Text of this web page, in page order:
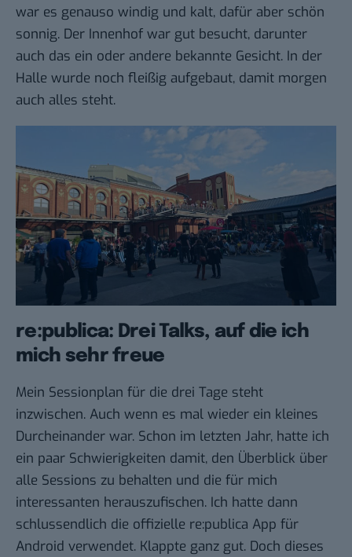
war es genauso windig und kalt, dafür aber schön
sonnig. Der Innenhof war gut besucht, darunter
auch das ein oder andere bekannte Gesicht. In der
Halle wurde noch fleißig aufgebaut, damit morgen
auch alles steht.
re:publica: Drei Talks, auf die ich
mich sehr freue
Mein Sessionplan für die drei Tage steht
inzwischen. Auch wenn es mal wieder ein kleines
Durcheinander war. Schon im letzten Jahr, hatte ich
ein paar Schwierigkeiten damit, den Überblick über
alle Sessions zu behalten und die für mich
interessanten herauszufischen. Ich hatte dann
schlussendlich die offizielle re:publica App für
Android verwendet. Klappte ganz gut. Doch dieses